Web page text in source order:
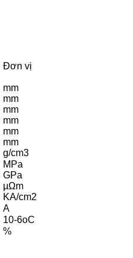
Đơn vị
mm
mm
mm
mm
mm
mm
g/cm3
MPa
GPa
µΩm
KA/cm2
A
10-6oC
%